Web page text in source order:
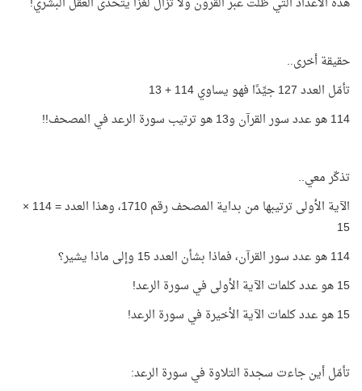
حقيقة أخرى..
تأمّل العدد 127 جيِّدًا فهو يساوي 114 + 13
114 هو عدد سور القرآن و13 هو ترتيب سورة الرعد في المصحف!!
تذكّر معي..
الآية الأولى ترتيبها من بداية المصحف رقم 1710، وهذا العدد = 114 ×
15
114 هو عدد سور القرآن، فماذا بشأن العدد 15 وإلى ماذا يشير؟
15 هو عدد كلمات الآية الأولى في سورة الرعد!
15 هو عدد كلمات الآية الأخيرة في سورة الرعد!
تأمّل أين جاءت سجدة التلاوة في سورة الرعد: